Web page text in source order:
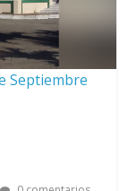
Septiembre